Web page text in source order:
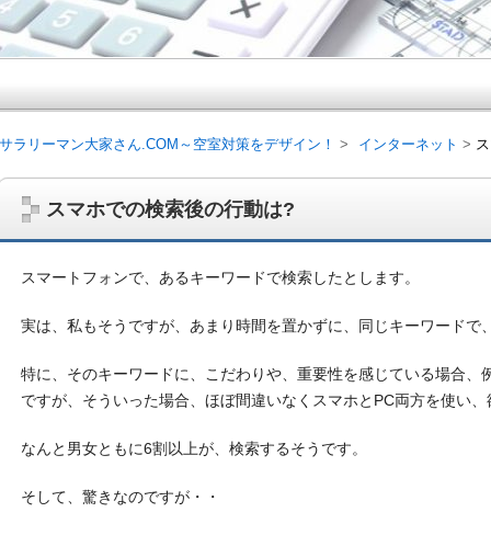
スマホでの検索後の行動は?
スマートフォンで、あるキーワードで検索したとします。
実は、私もそうですが、あまり時間を置かずに、 同じキーワードで
特に、そのキーワードに、こだわりや、重要性を感じている場合、
ですが、そういった場合、 ほぼ間違いなくスマホとPC両方を使い
なんと男女ともに6割以上が、検索するそうです。
そして、驚きなのですが・・
サラリーマン大家さん.COM～空室対策をデザイン！ インターネット
サラリーマン大家さん.COM～空
ム、大家さん自ら行うネット集客、コンセプト賃貸の導入を研究する